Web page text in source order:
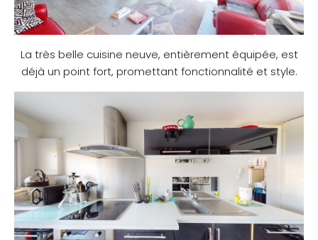
La très belle cuisine neuve, entièrement équipée, est
déjà un point fort, promettant fonctionnalité et style.